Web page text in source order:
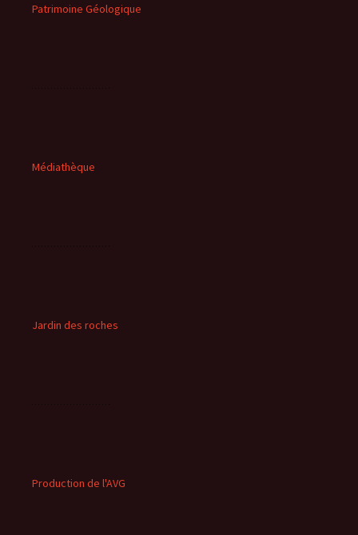
Patrimoine Géologique
Médiathèque
Jardin des roches
Production de l'AVG